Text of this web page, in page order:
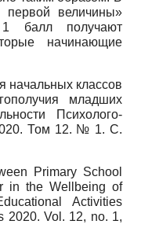
первой величины»
1 балл получают
начинающие
начальных классов
младших
Психолого-
Том 12. № 1. С.
Primary School
in the Wellbeing of
Activities
2020.Vol . 12, no. 1,